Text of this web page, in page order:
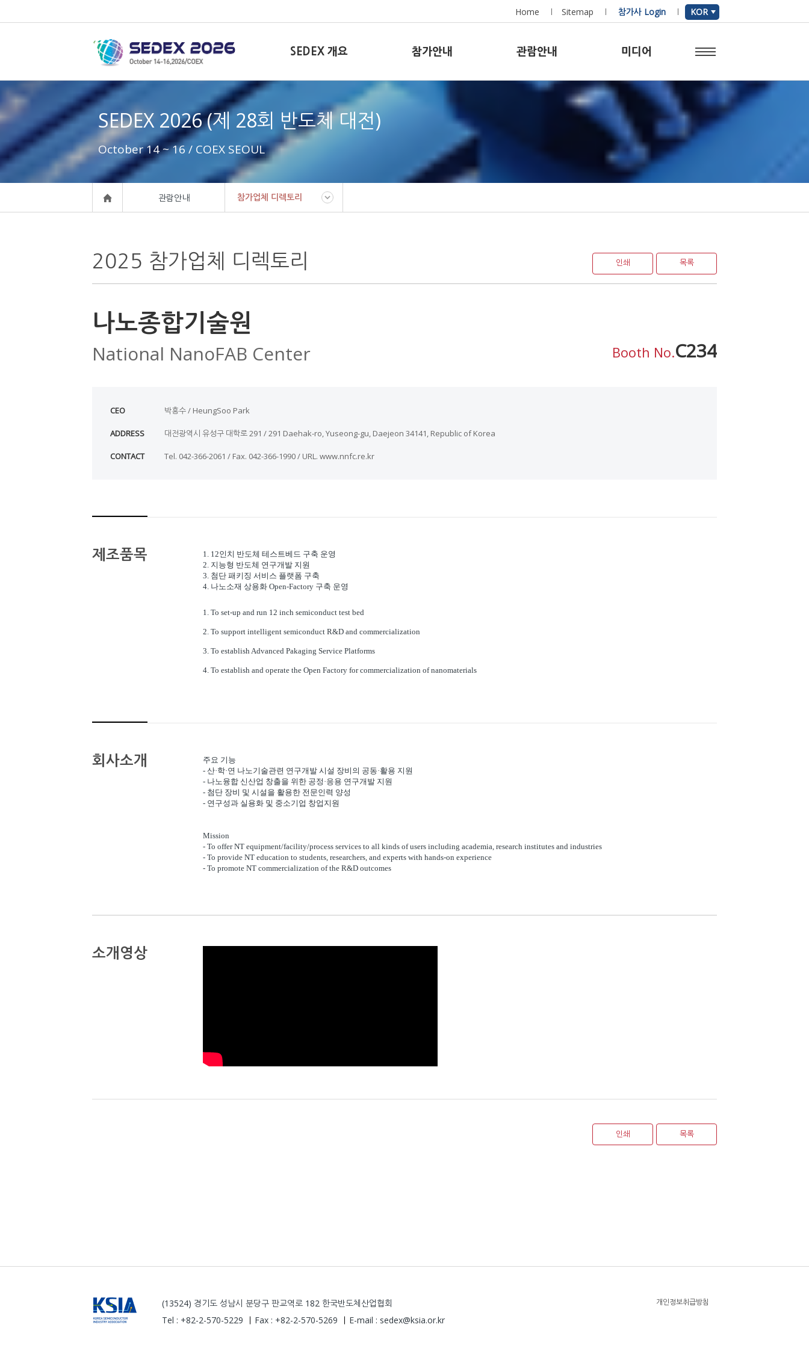
Home Sitemap 참가사 Login KOR
SEDEX 개요 참가안내 관람안내 미디어
SEDEX 2026 (제 28회 반도체 대전)
October 14 ~ 16 / COEX SEOUL
관람안내 참가업체 디렉토리
2025 참가업체 디렉토리 인쇄 목록
나노종합기술원
National NanoFAB Center Booth No.C234
CEO 박흥수 / HeungSoo Park
ADDRESS 대전광역시 유성구 대학로 291 / 291 Daehak-ro, Yuseong-gu, Daejeon 34141, Republic of Korea
CONTACT Tel. 042-366-2061 / Fax. 042-366-1990 / URL. www.nnfc.re.kr
제조품목
1. 12인치 반도체 테스트베드 구축 운영
2. 지능형 반도체 연구개발 지원
3. 첨단 패키징 서비스 플랫폼 구축
4. 나노소재 상용화 Open-Factory 구축 운영
1. To set-up and run 12 inch semiconduct test bed
2. To support intelligent semiconduct R&D and commercialization
3. To establish Advanced Pakaging Service Platforms
4. To establish and operate the Open Factory for commercialization of nanomaterials
회사소개
주요 기능
- 산·학·연 나노기술관련 연구개발 시설 장비의 공동·활용 지원
- 나노융합 신산업 창출을 위한 공정 ·응용 연구개발 지원
- 첨단 장비 및 시설을 활용한 전문인력 양성
- 연구성과 실용화 및 중소기업 창업지원
Mission
- To offer NT equipment/facility/process services to all kinds of users including academia, research institutes and industries
- To provide NT education to students, researchers, and experts with hands-on experience
- To promote NT commercialization of the R&D outcomes
소개영상
인쇄 목록
(13524) 경기도 성남시 분당구 판교역로 182 한국반도체산업협회
Tel : +82-2-570-5229
Fax : +82-2-570-5269 E-mail : sedex@ksia.or.kr
개인정보취급방침